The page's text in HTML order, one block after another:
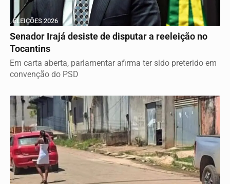
ELEIÇÕES 2026
Senador Irajá desiste de disputar a reeleição no
Tocantins
Em carta aberta, parlamentar afirma ter sido preterido em
convenção do PSD